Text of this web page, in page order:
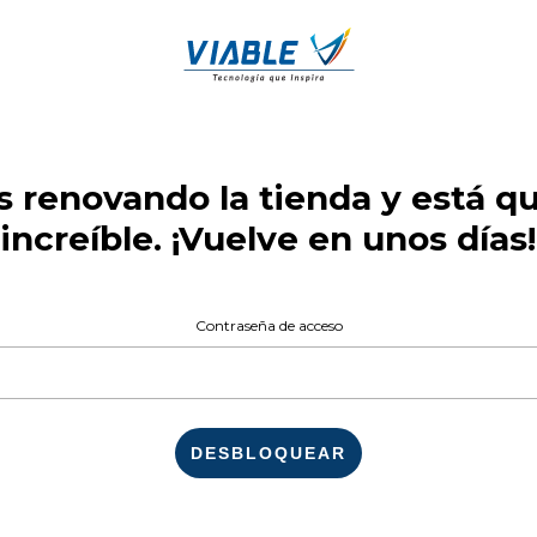
renovando la tienda y está
increíble. ¡Vuelve en unos días!
Contraseña de acceso
DESBLOQUEAR